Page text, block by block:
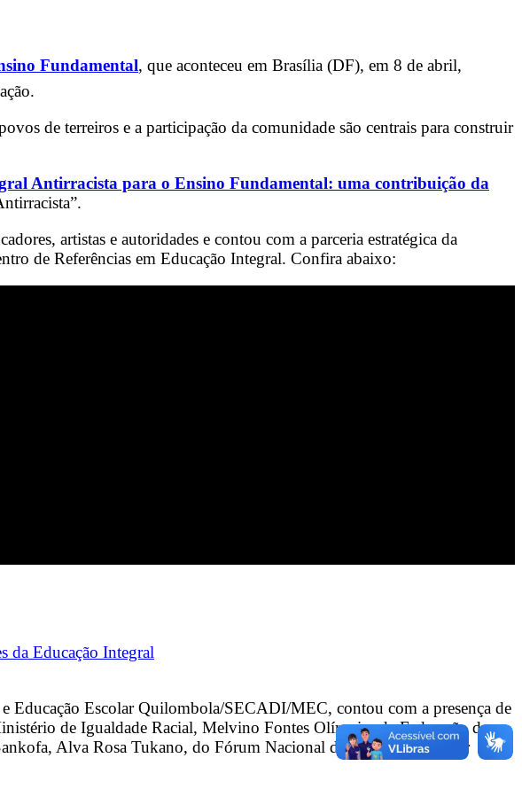
Fundamental, que aconteceu em Brasília (DF), em 8 de abril,
de terreiros e a participação da comunidade são centrais para construir
Antirracista para o Ensino Fundamental: uma contribuição da
artistas e autoridades e contou com a parceria estratégica da
de Referências em Educação Integral. Confira abaixo:
da Educação Integral
Educação Escolar Quilombola/SECADI/MEC, contou com a presença de
de Igualdade Racial, Melvino Fontes Olímpio, da Federação das
Alva Rosa Tukano, do Fórum Nacional de Educação Escolar